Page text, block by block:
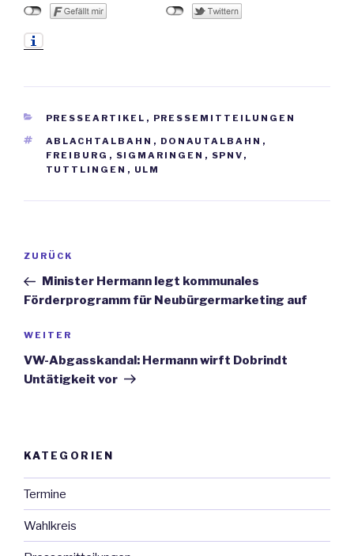
KATEGORIEN
PRESSEARTIKEL , PRESSEMITTEILUNGEN
SCHLAGWÖRTER
ABLACHTALBAHN , DONAUTALBAHN ,
FREIBURG , SIGMARINGEN , SPNV ,
TUTTLINGEN , ULM
Beitrags-
Vorheriger
Beitrag
ZURÜCK
Minister Hermann legt kommunales
Förderprogramm für Neubürgermarketing auf
Nächster
Beitrag
WEITER
VW-Abgasskandal: Hermann wirft Dobrindt
Untätigkeit vor
KATEGORIEN
Termine
Wahlkreis